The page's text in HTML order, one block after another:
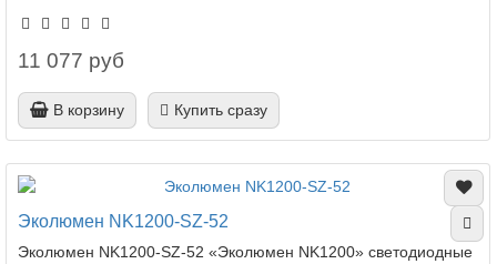
11 077 руб
В корзину Купить сразу
Эколюмен NK1200-SZ-52
Эколюмен NK1200-SZ-52 «Эколюмен NK1200» светодиодные